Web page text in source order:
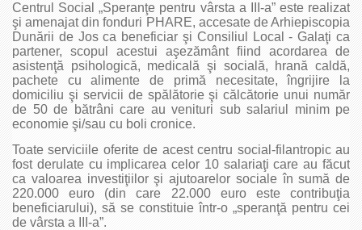
Centrul Social „Speranţe pentru vârsta a III-a” este realizat
şi amenajat din fonduri PHARE, accesate de Arhiepiscopia
Dunării de Jos ca beneficiar şi Consiliul Local - Galaţi ca
partener, scopul acestui aşezământ fiind acordarea de
asistenţă psihologică, medicală şi socială, hrană caldă,
pachete cu alimente de primă necesitate, îngrijire la
domiciliu şi servicii de spălătorie şi călcătorie unui număr
de 50 de bătrâni care au venituri sub salariul minim pe
economie şi/sau cu boli cronice.
Toate serviciile oferite de acest centru social-filantropic au
fost derulate cu implicarea celor 10 salariaţi care au făcut
ca valoarea investiţiilor şi ajutoarelor sociale în sumă de
220.000 euro (din care 22.000 euro este contribuţia
beneficiarului), să se constituie într-o „speranţă pentru cei
de vârsta a III-a”.